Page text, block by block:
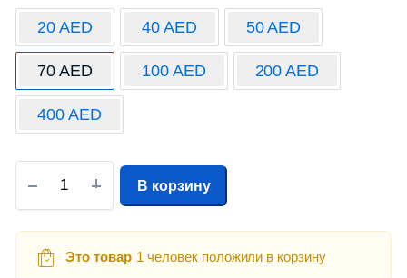
20 AED 40 AED 50 AED
70 AED 100 AED 200 AED
400 AED
В корзину
Это товар 1 человек положили в корзину